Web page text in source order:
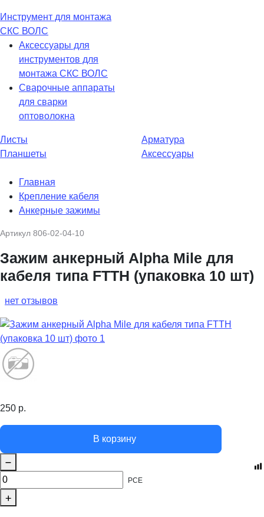
Инструмент для монтажа
СКС ВОЛС
Аксессуары для
инструментов для
монтажа СКС ВОЛС
Сварочные аппараты
для сварки
оптоволокна
Листы
Арматура
Планшеты
Аксессуары
Главная
Крепление кабеля
Анкерные зажимы
Артикул 806-02-04-10
Зажим анкерный Alpha Mile для
кабеля типа FTTH (упаковка 10 шт)
нет отзывов
250 р.
В корзину
PCE